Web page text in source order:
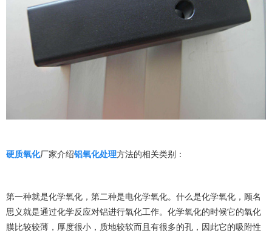
硬质氧化厂家介绍铝氧化处理方法的相关类别：
第一种就是化学氧化，第二种是电化学氧化。什么是化学氧化，顾名
思义就是通过化学反应对铝进行氧化工作。化学氧化的时候它的氧化
膜比较较薄，厚度很小，质地较软而且有很多的孔，因此它的吸附性